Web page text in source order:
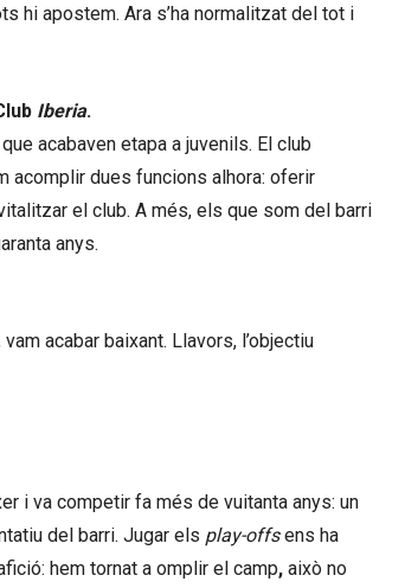
hi apostem. Ara s’ha normalitzat del tot i
Iberia.
acabaven etapa a juvenils. El club
acomplir dues funcions alhora: oferir
el club. A més, els que som del barri
anys.
acabar baixant. Llavors, l’objectiu
i va competir fa més de vuitanta anys: un
del barri. Jugar els play-offsens ha
hem tornat a omplir el camp, això no